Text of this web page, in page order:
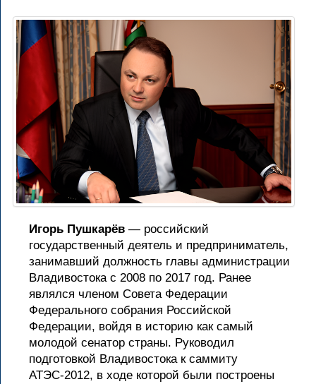
Игорь Пушкарёв — российский
государственный деятель и предприниматель,
занимавший должность главы администрации
Владивостока с 2008 по 2017 год. Ранее
являлся членом Совета Федерации
Федерального собрания Российской
Федерации, войдя в историю как самый
молодой сенатор страны. Руководил
подготовкой Владивостока к саммиту
АТЭС-2012, в ходе которой были построены